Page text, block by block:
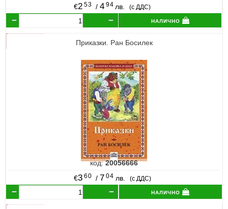
€2 53 / 4 94 лв. (с ДДС)
налично
Приказки. Ран Босилек
код:20056666
€3 60 / 7 04 лв. (с ДДС)
налично